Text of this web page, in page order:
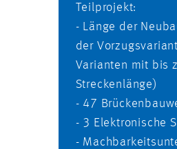
Teilprojekt:
- Länge der
der
Varianten mit bis
Streckenlänge)
- 47
- 3 Elektronische
-